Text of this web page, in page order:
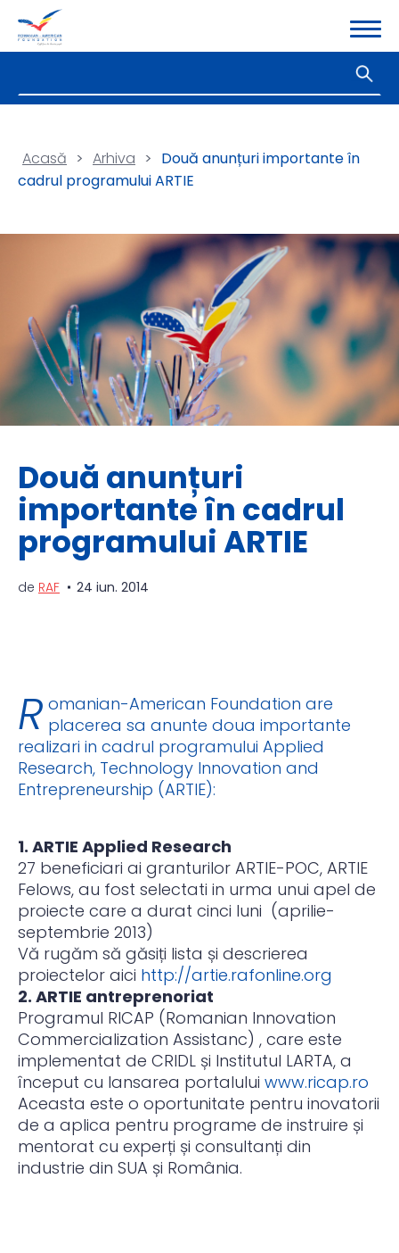
Acasă > Arhiva > Două anunțuri importante în
cadrul programului ARTIE
Două anunțuri
importante în cadrul
programului ARTIE
de RAF 24 iun. 2014
R omanian-American Foundation are
placerea sa anunte doua importante
realizari in cadrul programului Applied
Research, Technology Innovation and
Entrepreneurship (ARTIE):
1. ARTIE Applied Research
27 beneficiari ai granturilor ARTIE-POC, ARTIE
Felows, au fost selectati in urma unui apel de
proiecte care a durat cinci luni (aprilie-
septembrie 2013)
Vă rugăm să găsiți lista și descrierea
proiectelor aici http://artie.rafonline.org
2. ARTIE antreprenoriat
Programul RICAP (Romanian Innovation
Commercialization Assistanc) , care este
implementat de CRIDL și Institutul LARTA, a
început cu lansarea portalului www.ricap.ro
Aceasta este o oportunitate pentru inovatorii
de a aplica pentru programe de instruire și
mentorat cu experți și consultanți din
industrie din SUA și România.